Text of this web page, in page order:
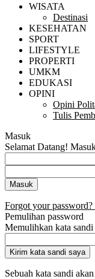
WISATA
Destinasi
KESEHATAN
SPORT
LIFESTYLE
PROPERTI
UMKM
EDUKASI
OPINI
Opini
Tulis
Masuk
Selamat Datang!
Forgot your password?
Pemulihan password
Memulihkan kata sandi
Sebuah kata sandi